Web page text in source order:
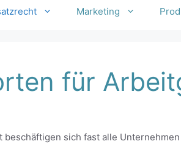
Marketing
für
beschäftigen sich fast alle